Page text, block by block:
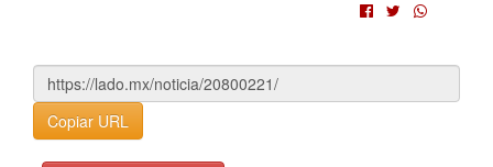
Copiar URL